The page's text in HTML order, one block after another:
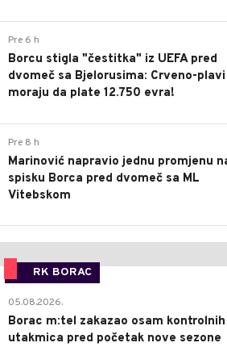
Pre 6 h
Borcu stigla "čestitka" iz UEFA pred
dvomeč sa Bjelorusima: Crveno-plavi
moraju da plate 12.750 evra!
Pre 8 h
Marinović napravio jednu promjenu
spisku Borca pred dvomeč sa ML
Vitebskom
RK BORAC
05.08.2026.
Borac m:tel zakazao osam kontrolnih
utakmica pred početak nove sezone